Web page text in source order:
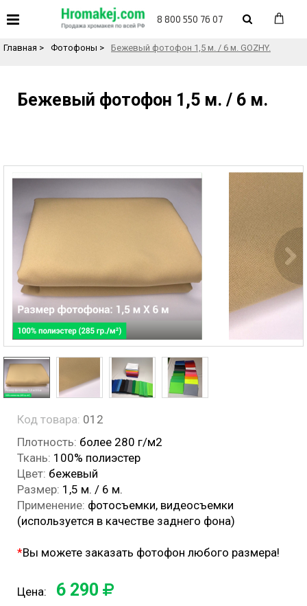
8 800 550 76 07
Назад в каталог товаров
Главная > Фотофоны > Бежевый фотофон 1,5 м. / 6 м. GOZHY.
Бежевый фотофон 1,5 м. / 6 м.
Код товара: 012
Плотность: более 280 г/м2
Ткань: 100% полиэстер
Цвет: бежевый
Размер: 1,5 м. / 6 м.
Применение: фотосъемки, видеосъемки
(используется в качестве заднего фона)
*Вы можете заказать фотофон любого размера!
Цена: 6 290